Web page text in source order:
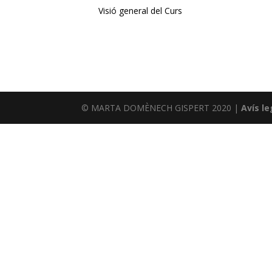
Visió general del Curs
© MARTA DOMÈNECH GISPERT 2020 |Avís